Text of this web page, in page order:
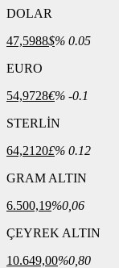
DOLAR
47,5988$% 0.05
EURO
54,9728€% -0.1
STERLİN
64,2120£% 0.12
GRAM ALTIN
6.500,19%0,06
ÇEYREK ALTIN
10.649,00%0,80